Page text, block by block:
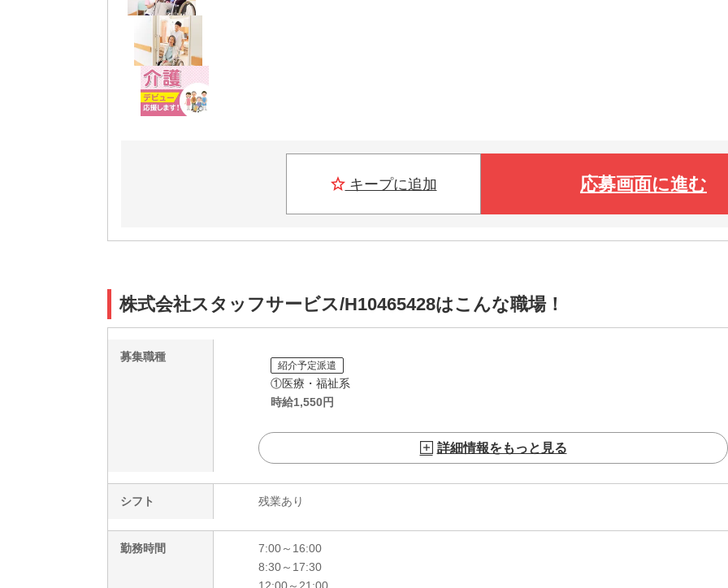
キープに追加 応募画面に進む
株式会社スタッフサービス/H10465428はこんな職場！
募集職種
紹介予定派遣
①医療・福祉系
時給1,550円
詳細情報をもっと見る
シフト 残業あり
勤務時間
7:00～16:00
8:30～17:30
12:00～21:00